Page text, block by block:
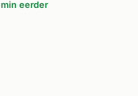
eerder